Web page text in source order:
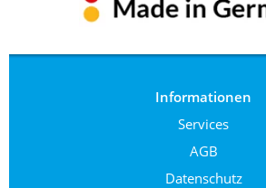
Informationen
Services
AGB
Datenschutz